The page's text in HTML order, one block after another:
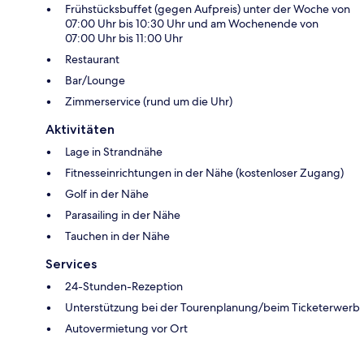
Frühstücksbuffet (gegen Aufpreis) unter der Woche von
07:00 Uhr bis 10:30 Uhr und am Wochenende von
07:00 Uhr bis 11:00 Uhr
Restaurant
Bar/Lounge
Zimmerservice (rund um die Uhr)
Aktivitäten
Lage in Strandnähe
Fitnesseinrichtungen in der Nähe (kostenloser Zugang)
Golf in der Nähe
Parasailing in der Nähe
Tauchen in der Nähe
Services
24-Stunden-Rezeption
Unterstützung bei der Tourenplanung/beim Ticketerwerb
Autovermietung vor Ort